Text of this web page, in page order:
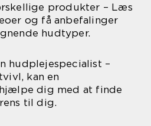
produkter – Læs
og få anbefalinger
hudtyper.
hudplejespecialist –
kan en
dig med at finde
til dig.